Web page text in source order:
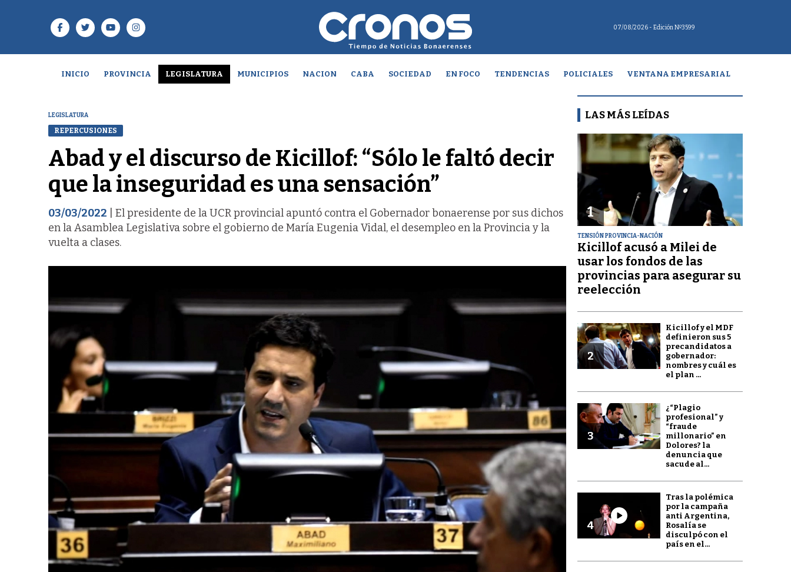
07/08/2026 - Edición Nº3599
INICIO PROVINCIA LEGISLATURA MUNICIPIOS NACION CABA SOCIEDAD EN FOCO TENDENCIAS POLICIALES VENTANA EMPRESARIAL
LEGISLATURA
REPERCUSIONES
Abad y el discurso de Kicillof: “Sólo le faltó decir
que la inseguridad es una sensación”
03/03/2022 | El presidente de la UCR provincial apuntó contra el Gobernador bonaerense por sus dichos
en la Asamblea Legislativa sobre el gobierno de María Eugenia Vidal, el desempleo en la Provincia y la
vuelta a clases.
LAS MÁS LEÍDAS
1
TENSIÓN PROVINCIA-NACIÓN
Kicillof acusó a Milei de
usar los fondos de las
provincias para asegurar su
reelección
2
Kicillof y el MDF
definieron sus 5
precandidatos a
gobernador:
nombres y cuál es
el plan ...
3
¿“Plagio
profesional” y
“fraude
millonario” en
Dolores? la
denuncia que
sacude al...
4
Tras la polémica
por la campaña
anti Argentina,
Rosalía se
disculpó con el
país en el...